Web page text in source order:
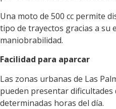
Una moto de 500 cc permite
tipo de trayectos gracias a su
maniobrabilidad.
Facilidad para aparcar
Las zonas urbanas de Las
pueden presentar
determinadas horas del día.